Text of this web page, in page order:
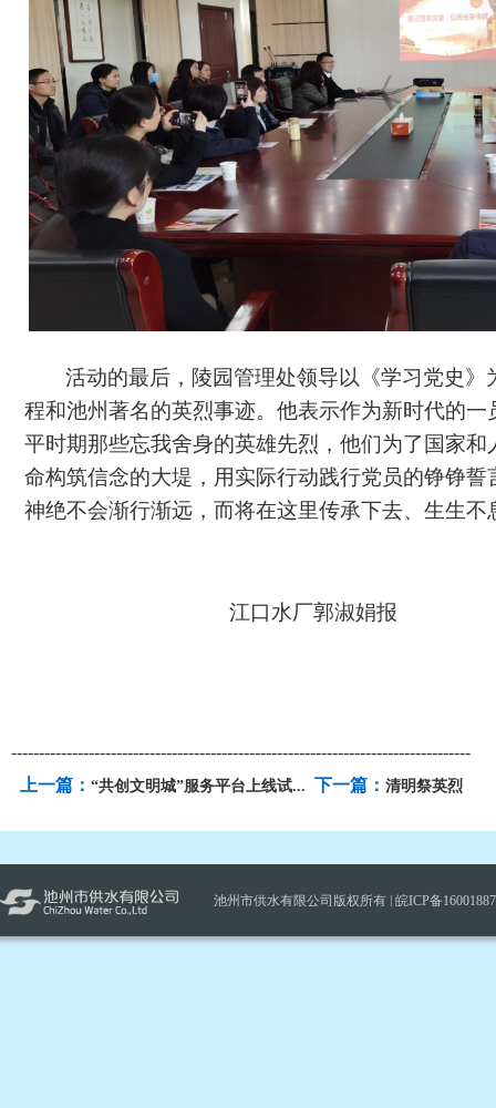
活动的最后，陵园管理处领导以《学习党史
程和池州著名的英烈事迹。他表示作为新时代的
平时期那些忘我舍身的英雄先烈，他们为了国家
命构筑信念的大堤，用实际行动践行党员的铮铮
神绝不会渐行渐远，而将在这里传承下去、生生不
江口水厂郭淑娟报
-----------------------------------------------------------------------------------
上一篇： “共创文明城”服务平台上线试... 下一篇： 清明祭英烈
池州市供水有限公司版权所有 | 皖ICP备